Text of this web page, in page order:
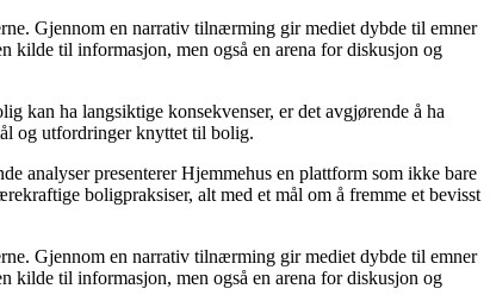
Gjennom en narrativ tilnærming gir mediet dybde til emner
kilde til informasjon, men også en arena for diskusjon og
kan ha langsiktige konsekvenser, er det avgjørende å ha
og utfordringer knyttet til bolig.
analyser presenterer Hjemmehus en plattform som ikke bare
boligpraksiser, alt med et mål om å fremme et bevisst
Gjennom en narrativ tilnærming gir mediet dybde til emner
kilde til informasjon, men også en arena for diskusjon og